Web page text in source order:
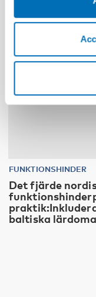
FUNKTIONSHINDER
Det fjärde
baltiska